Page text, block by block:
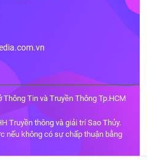
Tin và Truyền Thông Tp.HCM
Truyền thông và giải trí Sao Thủy.
nếu không có sự chấp thuận bằng